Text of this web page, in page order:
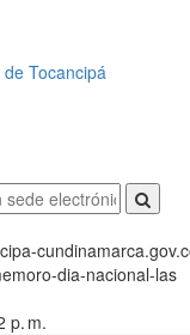
dia-nacional-las
p. m.